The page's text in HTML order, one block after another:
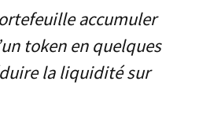
accumuler
token en quelques
la liquidité sur